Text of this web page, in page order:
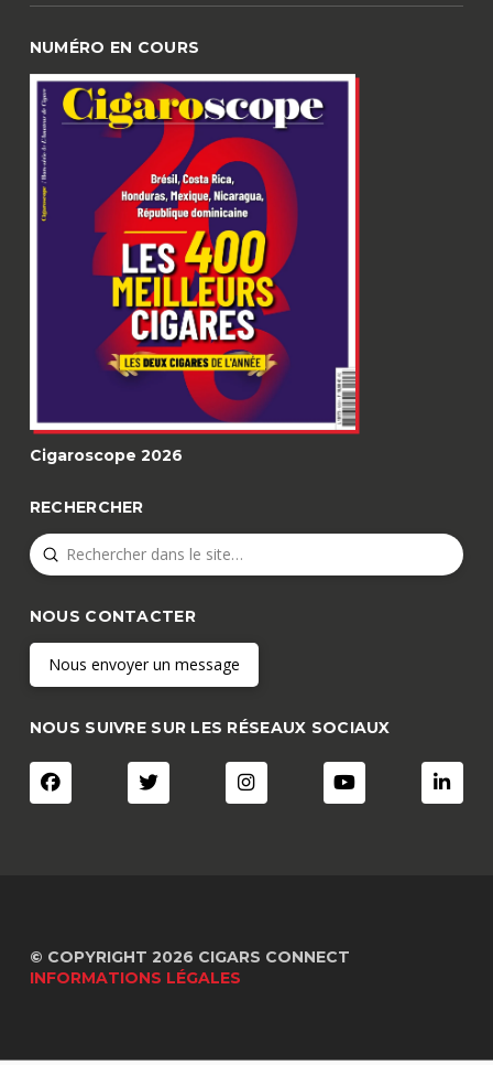
NUMÉRO EN COURS
Cigaroscope 2026
RECHERCHER
Search
Submit
NOUS CONTACTER
Nous envoyer un message
NOUS SUIVRE SUR LES RÉSEAUX SOCIAUX
© COPYRIGHT 2026 CIGARS CONNECT
INFORMATIONS LÉGALES